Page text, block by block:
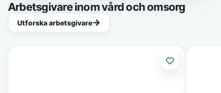
Arbetsgivare inom vård och omsorg
Utforska arbetsgivare